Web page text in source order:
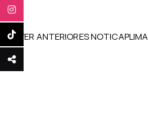
VER ANTERIORES NOTICAPLIMA